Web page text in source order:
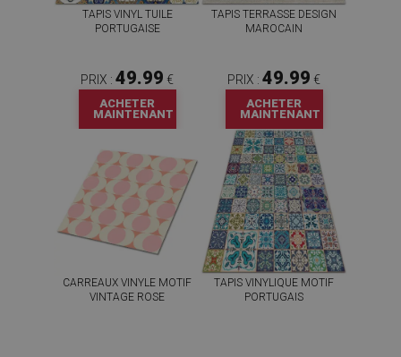
TAPIS VINYL TUILE
PORTUGAISE
PRIX : 49.99 €
ACHETER
MAINTENANT
TAPIS TERRASSE DESIGN
MAROCAIN
PRIX : 49.99 €
ACHETER
MAINTENANT
CARREAUX VINYLE MOTIF
VINTAGE ROSE
TAPIS VINYLIQUE MOTIF
PORTUGAIS